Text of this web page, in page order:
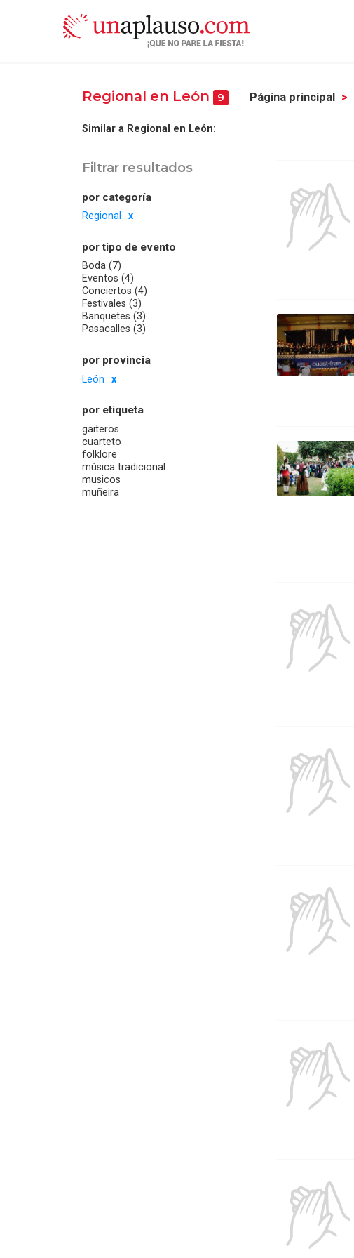
Regional en León 9 Página principal
Similar a Regional en León:
Filtrar resultados
por categoría
Regional
por tipo de evento
Boda (7)
Eventos (4)
Conciertos (4)
Festivales (3)
Banquetes (3)
Pasacalles (3)
por provincia
León
por etiqueta
gaiteros
cuarteto
folklore
música tradicional
musicos
muñeira